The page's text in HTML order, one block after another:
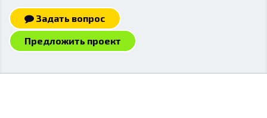
Задать вопрос
Предложить проект